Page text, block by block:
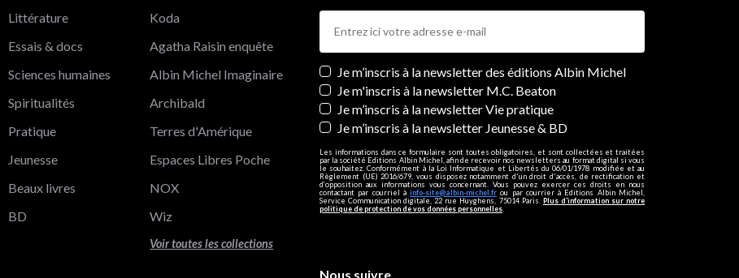
Newsletters
Je m’inscris à la newsletter des éditions Albin Michel
Je m'inscris à la newsletter M.C. Beaton
Je m’inscris à la newsletter Vie pratique
Je m’inscris à la newsletter Jeunesse & BD
Les informations dans ce formulaire sont toutes obligatoires, et sont collectées et traitées
par la société Editions Albin Michel, afin de recevoir nos newsletters au format digital si vous
le souhaitez. Conformément à la Loi Informatique et Libertés du 06/01/1978 modifiée et au
Règlement (UE) 2016/679, vous disposez notamment d'un droit d'accès, de rectification et
d’opposition aux informations vous concernant. Vous pouvez exercer ces droits en nous
contactant par courriel àinfo-site@albin-michel.fr ou par courrier à Editions Albin Michel,
Service Communication digitale, 22 rue Huyghens, 75014 Paris. Plus d’information sur notre
politique de protection de vos données personnelles
Littérature
Essais & docs
Sciences humaines
Spiritualités
Pratique
Jeunesse
Beaux livres
BD
Koda
Agatha Raisin enquête
Albin Michel Imaginaire
Archibald
Terres d'Amérique
Espaces Libres Poche
NOX
Wiz
Voir toutes les collections
Nous suivre